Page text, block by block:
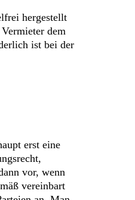
hergestellt
dem
ist bei der
erst eine
vor, wenn
vereinbart